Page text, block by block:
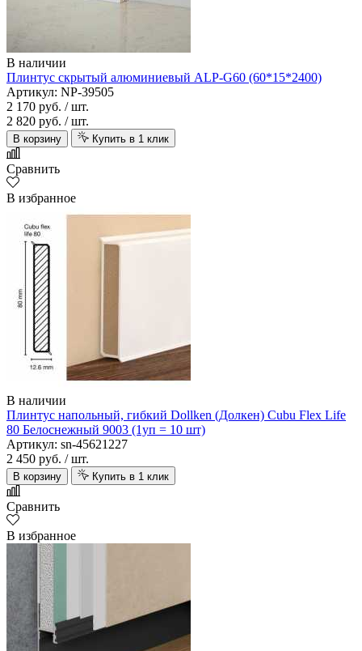
В наличии
Плинтус скрытый алюминиевый ALP-G60 (60*15*2400)
Артикул: NP-39505
2 170 руб. / шт.
2 820 руб. / шт.
В корзину Купить в 1 клик
Сравнить
В избранное
В наличии
Плинтус напольный, гибкий Dollken (Долкен) Cubu Flex Life
80 Белоснежный 9003 (1уп = 10 шт)
Артикул: sn-45621227
2 450 руб. / шт.
В корзину Купить в 1 клик
Сравнить
В избранное